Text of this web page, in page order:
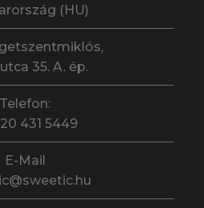
(HU)
35. A. ép.
Telefon:
431 5449
E-Mail